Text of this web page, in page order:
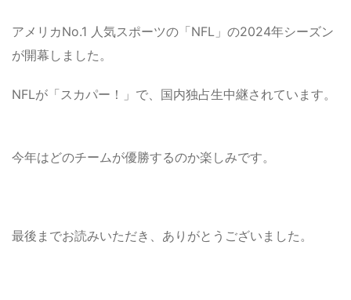
アメリカNo.1 人気スポーツの「NFL」の2024年シーズン
が開幕しました。
NFLが「スカパー！」で、国内独占生中継されています。
今年はどのチームが優勝するのか楽しみです。
最後までお読みいただき、ありがとうございました。